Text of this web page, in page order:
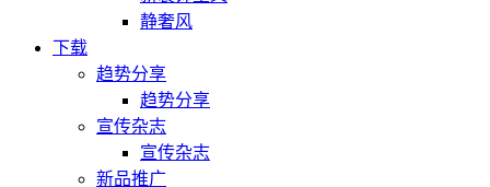
静奢风
下载
趋势分享
趋势分享
宣传杂志
宣传杂志
新品推广